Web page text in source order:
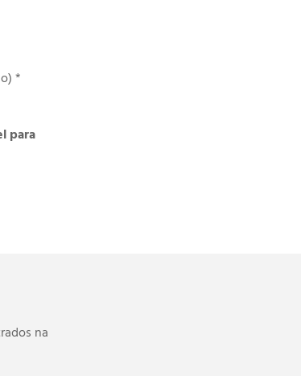
*
para
na